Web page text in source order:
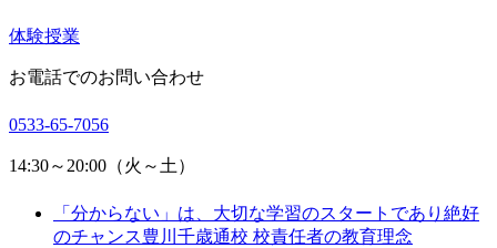
体験授業
お電話でのお問い合わせ
0533-65-7056
14:30～20:00（火～土）
「分からない」は、大切な学習のスタートであり絶好
のチャンス豊川千歳通校 校責任者の教育理念